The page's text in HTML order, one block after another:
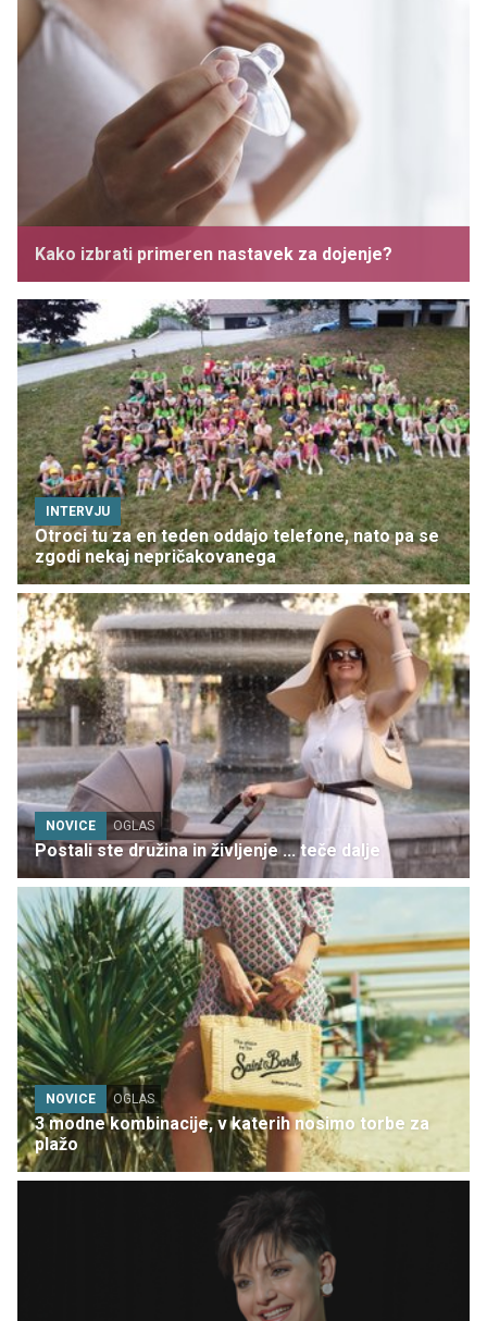
Kako izbrati primeren nastavek za dojenje?
INTERVJU
Otroci tu za en teden oddajo telefone, nato pa se
zgodi nekaj nepričakovanega
NOVICE OGLAS
Postali ste družina in življenje ... teče dalje
NOVICE OGLAS
3 modne kombinacije, v katerih nosimo torbe za
plažo